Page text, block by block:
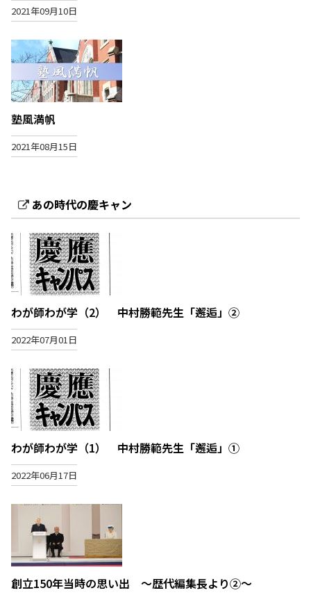
2021年09月10日
塾風満帆
2021年08月15日
あの時代の慶キャン
わが師わが学（2） 中村勝範先生「邂逅」②
2022年07月01日
わが師わが学（1） 中村勝範先生「邂逅」①
2022年06月17日
創立150年当時の思い出 ～歴代編集長より②～